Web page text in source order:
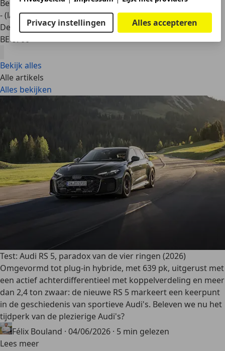
Privacy instellingen Alles accepteren
Benzine
- (l/100 km)
Dealer
BE 6700
Bekijk alles
Alle artikels
Alles bekijken
Test: Audi RS 5, paradox van de vier ringen (2026)
Omgevormd tot plug-in hybride, met 639 pk, uitgerust met
een actief achterdifferentieel met koppelverdeling en meer
dan 2,4 ton zwaar: de nieuwe RS 5 markeert een keerpunt
in de geschiedenis van sportieve Audi's. Beleven we nu het
tijdperk van de plezierige Audi's?
Félix Bouland · 04/06/2026 · 5 min gelezen
Lees meer